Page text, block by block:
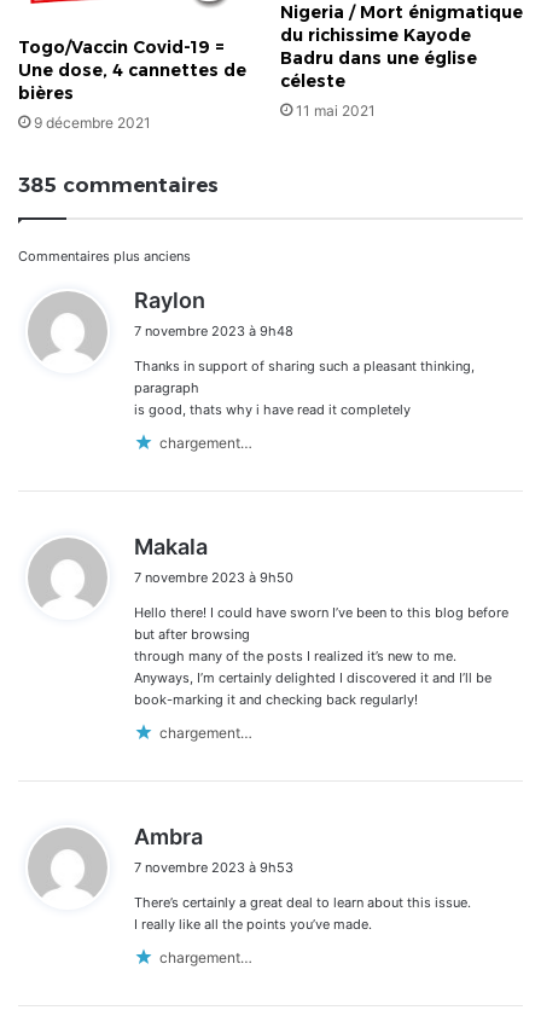
Togo/Vaccin Covid-19 =
Une dose, 4 cannettes de
bières
9 décembre 2021
Nigeria / Mort énigmatique
du richissime Kayode
Badru dans une église
céleste
11 mai 2021
385 commentaires
Navigation
dans
les
commentaires
Commentaires plus anciens
Raylon
t
7 novembre 2023 à 9h48
Thanks in support of sharing such a pleasant thinking,
paragraph
is good, thats why i have read it completely
chargement…
Makala
t
:
7 novembre 2023 à 9h50
Hello there! I could have sworn I’ve been to this blog before
but after browsing
through many of the posts I realized it’s new to me.
Anyways, I’m certainly delighted I discovered it and I’ll be
book-marking it and checking back regularly!
chargement…
Ambra
t
:
7 novembre 2023 à 9h53
There’s certainly a great deal to learn about this issue.
I really like all the points you’ve made.
chargement…